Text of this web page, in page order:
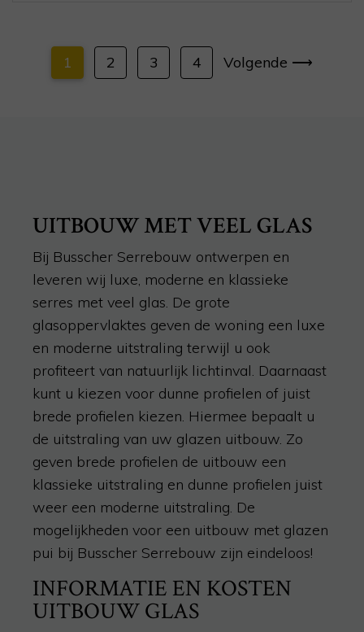
1 2 3 4 Volgende ⟶
UITBOUW MET VEEL GLAS
Bij Busscher Serrebouw ontwerpen en
leveren wij luxe, moderne en klassieke
serres met veel glas. De grote
glasoppervlaktes geven de woning een luxe
en moderne uitstraling terwijl u ook
profiteert van natuurlijk lichtinval. Daarnaast
kunt u kiezen voor dunne profielen of juist
brede profielen kiezen. Hiermee bepaalt u
de uitstraling van uw glazen uitbouw. Zo
geven brede profielen de uitbouw een
klassieke uitstraling en dunne profielen juist
weer een moderne uitstraling. De
mogelijkheden voor een uitbouw met glazen
pui bij Busscher Serrebouw zijn eindeloos!
INFORMATIE EN KOSTEN
UITBOUW GLAS